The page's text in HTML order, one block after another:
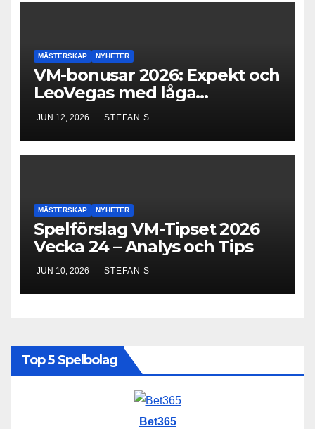
MÄSTERSKAP NYHETER
VM-bonusar 2026: Expekt och
LeoVegas med låga
omsättningskrav
JUN 12, 2026 STEFAN S
MÄSTERSKAP NYHETER
Spelförslag VM-Tipset 2026
Vecka 24 – Analys och Tips
JUN 10, 2026 STEFAN S
Top 5 Spelbolag
Bet365